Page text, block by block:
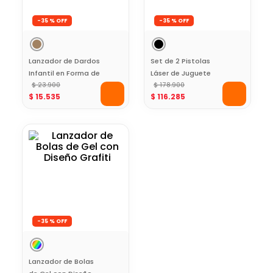
-35 %
Lanzador de Dardos
Infantil en Forma de
Dinosaurio Color
Café
$ 23.900
$ 15.535
-35 %
Set de 2 Pistolas
Láser de Juguete
con Luces
$ 178.900
$ 116.285
-35 %
Lanzador de Bolas